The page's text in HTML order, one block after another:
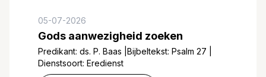
05-07-2026
Gods aanwezigheid zoeken
Predikant: ds. P. Baas Bijbeltekst: Psalm 27
Dienstsoort: Eredienst